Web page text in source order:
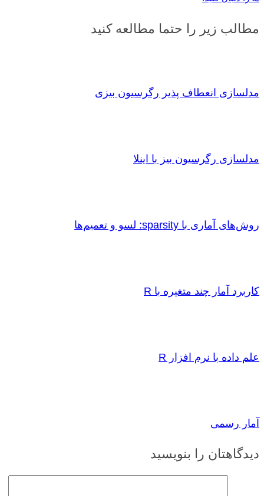
مطالب زیر را حتما مطالعه کنید
مدلسازی انعطاف پذیر رگرسیون بیزی
مدلسازی رگرسیون بیز با اینلا
روش‌های آماری با sparsity: لسو و تعمیم‌ها
کاربرد آمار چند متغیره با R
علم داده با نرم افزار R
آمار رسمی
دیدگاهتان را بنویسید